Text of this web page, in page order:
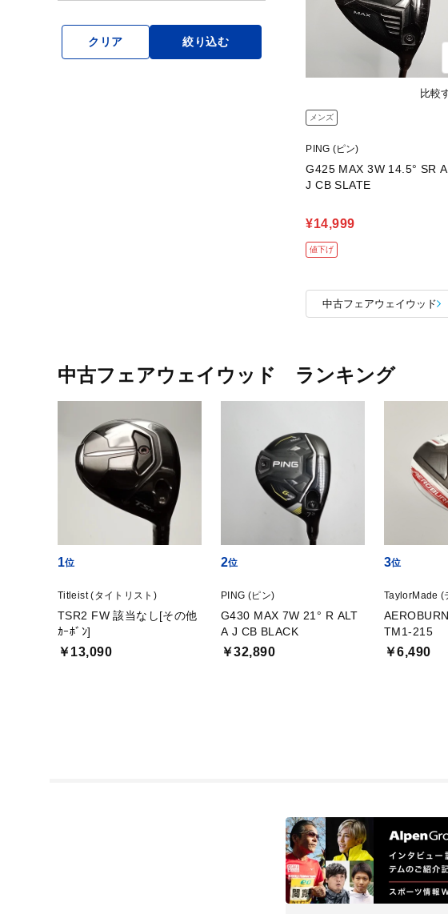
クリア 絞り込む
比較
メンズ
PING (ピン)
G425 MAX 3W 14.5° SR ALTA
J CB SLATE
¥14,999
値下げ
中古フェアウェイウッド
中古フェアウェイウッド ランキング
1
Titleist (タイトリスト)
TSR2 FW 該当なし[その他
ｶｰﾎﾞﾝ]
￥13,090
2
PING (ピン)
G430 MAX 7W 21° R ALT
A J CB BLACK
￥32,890
3
TaylorMade (
TM1-215
￥6,490